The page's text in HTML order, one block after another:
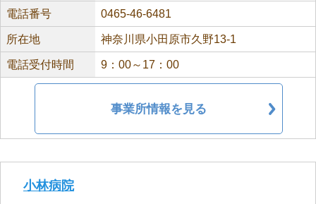
電話番号 0465-46-6481
所在地 神奈川県小田原市久野13-1
電話受付時間 9：00～17：00
事業所情報を見る
小林病院